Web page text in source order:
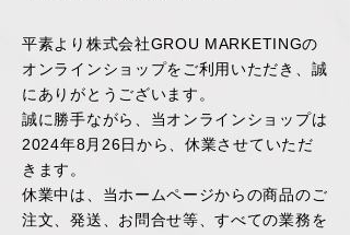
平素より株式会社GROU MARKETINGの
オンラインショップをご利用いただき、誠
にありがとうございます。
誠に勝手ながら、当オンラインショップは
2024年8月26日から、休業させていただ
きます。
休業中は、当ホームページからの商品のご
注文、発送、お問合せ等、すべての業務を